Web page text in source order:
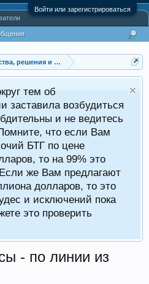
Войти или зарегистрироваться
решения и технологии
тем об
заставила возбудиться
и не ведитесь
что если Вам
БТГ по цене
то на 99% это
же Вам предлагают
долларов, то это
и исключений пока
это проверить
- по линии из